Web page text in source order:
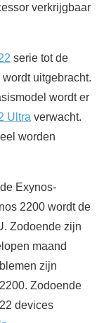
verkrijgbaar
serie tot de
uitgebracht.
wordt er
Ultra verwacht.
worden
Exynos-
2200 wordt de
Zodoende zijn
maand
zijn
Zodoende
devices